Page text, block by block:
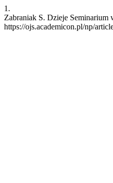
1.
Zabraniak S. Dzieje
https://ojs.academicon.pl/np/